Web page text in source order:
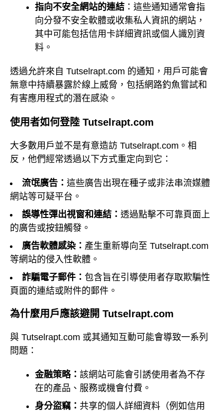
指向不安全網站的連結 ：這些通知通常會指
向分發不安全軟體或收集私人資訊的網站，
其中可能包括信用卡詳細資訊或個人識別資
料。
透過允許來自 Tutselrapt.com 的通知，用戶可能會
無意中持續暴露於線上威脅，包括網路釣魚嘗試和
有害應用程式的潛在感染。
使用者如何登陸 Tutselrapt.com
大多數用戶並不是有意造訪 Tutselrapt.com。相
反，他們經常透過以下方式重定向到它：
流氓廣告： 這些廣告出現在種子或非法串流媒體
網站等可疑平台。
誤導性彈出視窗和連結： 透過點擊不可靠頁面上
的廣告或按鈕觸發。
廣告軟體感染： 產生重新導向至 Tutselrapt.com
等網站的侵入性軟體。
詐騙電子郵件： 包含旨在引導使用者存取欺騙性
頁面的連結或附件的郵件。
為什麼用戶應該避開 Tutselrapt.com
與 Tutselrapt.com 或其通知互動可能會導致一系列
問題：
金融策略： 該網站可能會引誘使用者為不存
在的產品、服務或機會付費。
身分盜竊： 共享的個人詳細資料（例如信用